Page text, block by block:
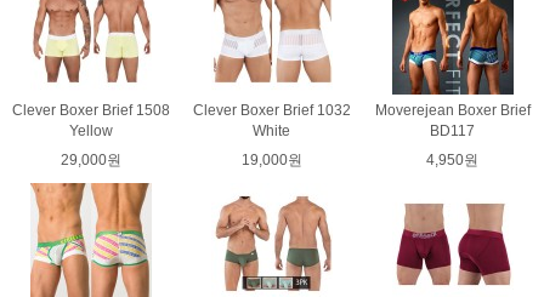
Clever Boxer Brief 1508
Yellow
29,000원
Clever Boxer Brief 1032
White
19,000원
Moverejean Boxer Brief
BD117
4,950원